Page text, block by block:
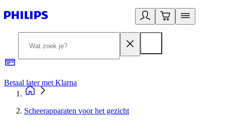
Betaal later met Klarna
Scheerapparaten voor het gezicht